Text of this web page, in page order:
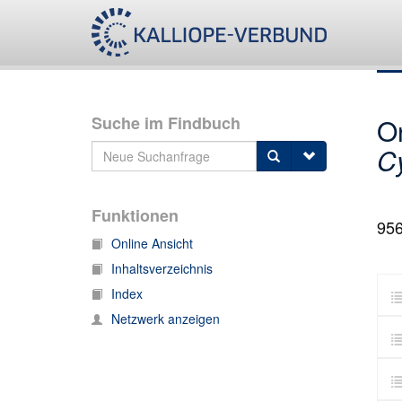
Suche im Findbuch
Funktionen
Online Ansicht
Inhaltsverzeichnis
Index
Netzwerk anzeigen